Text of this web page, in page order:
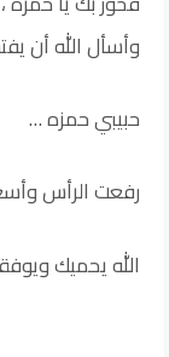
وأسأل الله أن
حبيبي حمزه …
رفعت الرأس
الله يحميك